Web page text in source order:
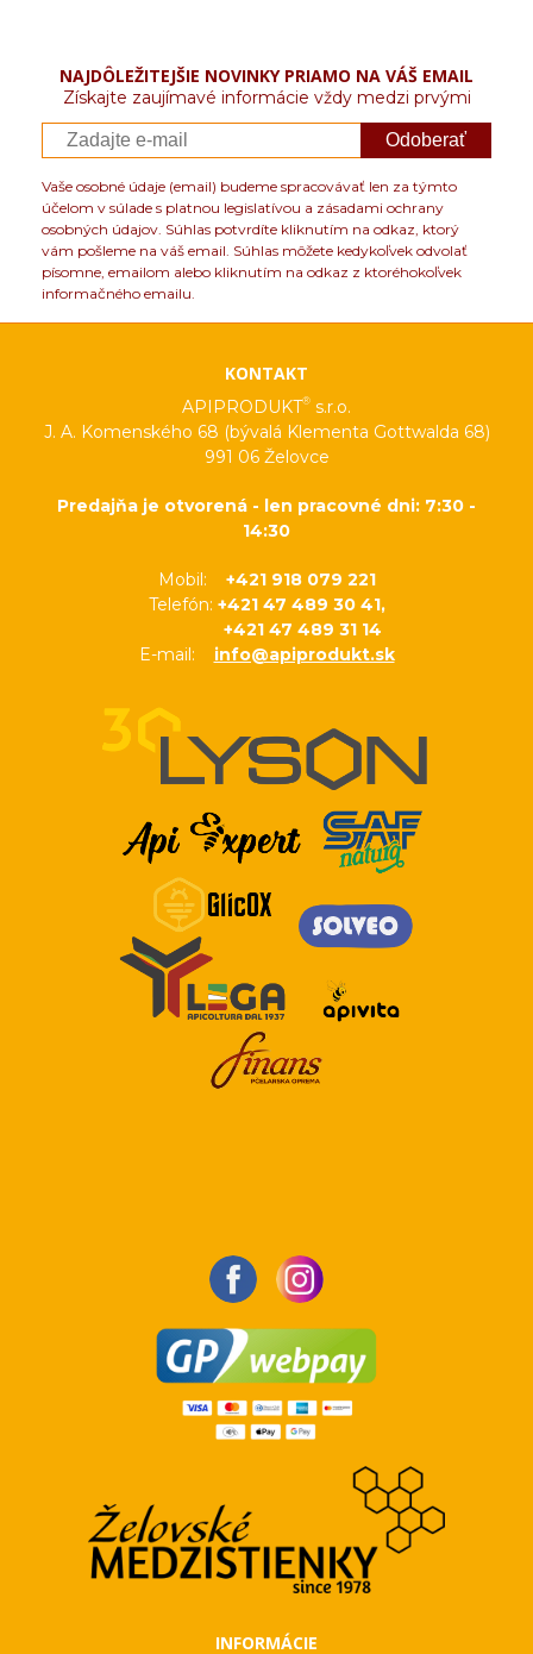
NAJDÔLEŽITEJŠIE NOVINKY PRIAMO NA VÁŠ EMAIL
Získajte zaujímavé informácie vždy medzi prvými
Odoberať
Vaše osobné údaje (email) budeme spracovávať len za týmto
účelom v súlade s platnou legislatívou a zásadami ochrany
osobných údajov. Súhlas potvrdíte kliknutím na odkaz, ktorý
vám pošleme na váš email. Súhlas môžete kedykoľvek odvolať
písomne, emailom alebo kliknutím na odkaz z ktoréhokoľvek
informačného emailu.
KONTAKT
APIPRODUKT® s.r.o.
J. A. Komenského 68 (bývalá Klementa Gottwalda 68)
991 06 Želovce
Predajňa je otvorená - len pracovné dni: 7:30 -
14:30
Mobil: +421 918 079 221
Telefón: +421 47 489 30 41,
+421 47 489 31 14
E-mail: info@apiprodukt.sk
INFORMÁCIE